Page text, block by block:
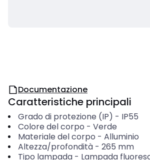
Documentazione
Caratteristiche principali
Grado di protezione (IP) - IP55
Colore del corpo - Verde
Materiale del corpo - Alluminio
Altezza/profondità- 265 mm
Tipo lampada- Lampada